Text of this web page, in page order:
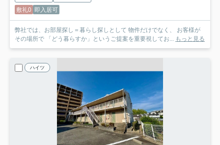
敷礼0 即入居可
弊社では、お部屋探し＝暮らし探しとして 物件だけでなく、 お客様が
その場所で 「どう暮らすか」というご提案を重要視してお... もっと見る
ハイツ